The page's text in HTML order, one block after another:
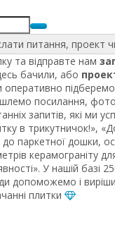
питання, проект
та відправте нам
бачили, або
оперативно
посилання,
запитів, які ми
в трикутничок!»,
до паркетної дошки,
керамограніту
У нашій базі
допоможемо і
плитки